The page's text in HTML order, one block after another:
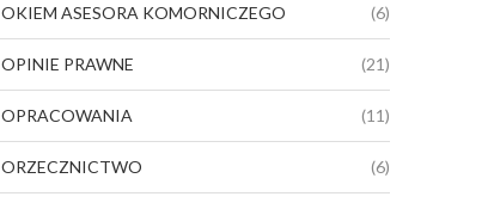
OKIEM ASESORA KOMORNICZEGO (6)
OPINIE PRAWNE (21)
OPRACOWANIA (11)
ORZECZNICTWO (6)